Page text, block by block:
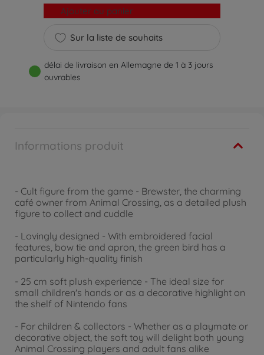
Sur la liste de souhaits
Ajouter au panier
délai de livraison en Allemagne de 1 à 3 jours
ouvrables
Informations produit
- Cult figure from the game - Brewster, the charming
café owner from Animal Crossing, as a detailed plush
figure to collect and cuddle
- Lovingly designed - With embroidered facial
features, bow tie and apron, the green bird has a
particularly high-quality finish
- 25 cm soft plush experience - The ideal size for
small children's hands or as a decorative highlight on
the shelf of Nintendo fans
- For children & collectors - Whether as a playmate or
decorative object, the soft toy will delight both young
Animal Crossing players and adult fans alike